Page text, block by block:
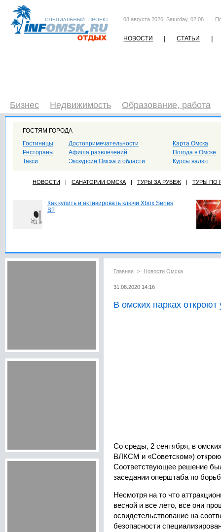
08 августа 2026, Saturday, 02:08
НОВОСТИ | СТАТЬИ |
Бизнес Недвижимость Образование, работа
ГОСТЯМ ГОРОДА
Гостиницы
Рестораны
Такси
Достопримечательности
Афиша развлечений
Экскурсии Омска и области
Карта Омска
Погода в Омске
Курсы валют
НОВОСТИ | САНАТОРИИ ОМСКА | ТУРЫ ЗА РУБЕЖ | ТУРЫ ПО
Как купить и активировать ключи Xbox Series
S?
Главная > Новости Омска
31.08.2020 14:16
В омских парках
Со среды, 2 сентября, в
ВЛКСМ и «Советском»)
Соответствующее решение
заседании оперштаба по
Несмотря на то что
весной и все лето, все они
освидетельствование на
безопасности